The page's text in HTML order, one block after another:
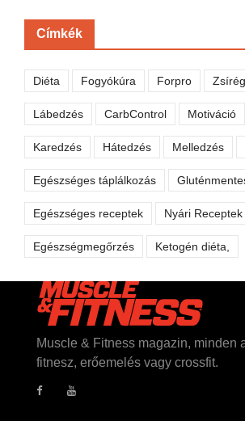
Címkék
Diéta Fogyókúra Forpro
Lábedzés CarbControl Motiváció
Karedzés Hátedzés Melledzés
Egészséges táplálkozás
Egészséges receptek Nyári Receptek
Egészségmegőrzés Ketogén diéta,
Muscle & Fitness magazin, minden
fitnesz, erőemelés vagy crossfit.